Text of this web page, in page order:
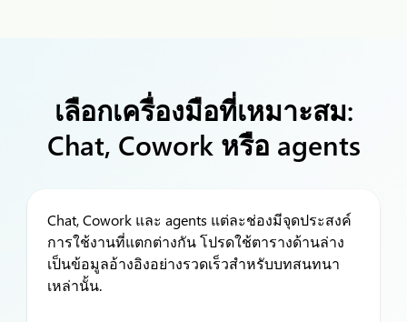
เลือกเครื่องมือที่เหมาะสม:
Chat, Cowork หรือ agents
Chat, Cowork และ agents แต่ละช่องมีจุดประสงค์
การใช้งานที่แตกต่างกัน โปรดใช้ตารางด้านล่าง
เป็นข้อมูลอ้างอิงอย่างรวดเร็วสำหรับบทสนทนา
เหล่านั้น.